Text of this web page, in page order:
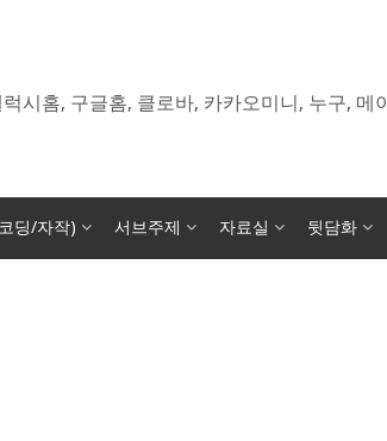
시홈, 구글홈, 클로바, 카카오미니, 누구,
딩/자작) 서브주제 자료실 뒷담화